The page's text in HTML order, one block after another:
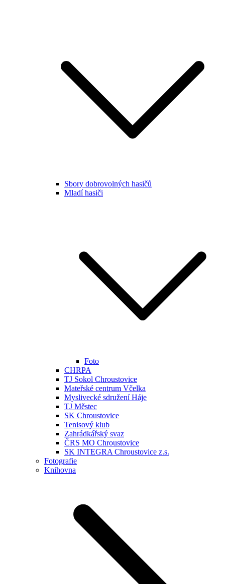
Sbory dobrovolných hasičů
Mladí hasiči
Foto
CHRPA
TJ Sokol Chroustovice
Mateřské centrum Včelka
Myslivecké sdružení Háje
TJ Městec
SK Chroustovice
Tenisový klub
Zahrádkářský svaz
ČRS MO Chroustovice
SK INTEGRA Chroustovice z.s.
Fotografie
Knihovna